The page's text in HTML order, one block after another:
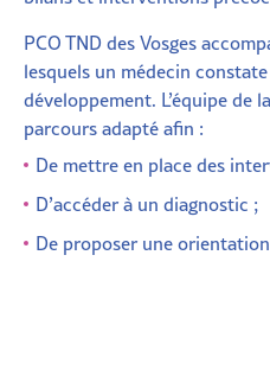
PCO TND des Vosges
lesquels un médecin
développement. L’équipe de
parcours adapté afin :
De mettre en place des
D’accéder à un diagnostic ;
De proposer une